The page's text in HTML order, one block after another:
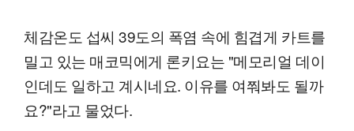
체감온도 섭씨 39도의 폭염 속에 힘겹게 카트를
밀고 있는 매코믹에게 론키요는 "메모리얼 데이
인데도 일하고 계시네요. 이유를 여쭤봐도 될까
요?"라고 물었다.